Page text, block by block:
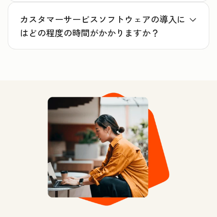
カスタマーサービスソフトウェアの導入に
はどの程度の時間がかかりますか？